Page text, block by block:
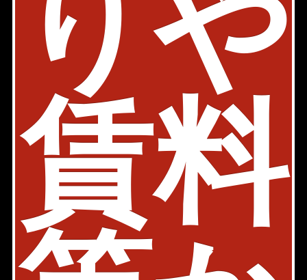
賃料
市ヶ谷東急アパートメント
都営大江戸線 牛込神楽坂駅 6分
東京都新宿区払方町9
築年: 1990年1月
部屋件数: 0部屋
物件詳細
パークホームズ市ヶ谷
都営大江戸線 牛込神楽坂駅 6分
東京都新宿区払方町25-3
築年: 2003年2月
部屋件数: 0部屋
物件詳細 検討リスト